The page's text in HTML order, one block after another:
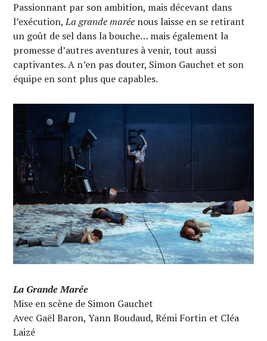
Passionnant par son ambition, mais décevant dans
l’exécution,La grande marée nous laisse en se retirant
un goût de sel dans la bouche… mais également la
promesse d’autres aventures à venir, tout aussi
captivantes. A n’en pas douter, Simon Gauchet et son
équipe en sont plus que capables.
La Grande Marée
Mise en scène de Simon Gauchet
Avec Gaël Baron, Yann Boudaud, Rémi Fortin et Cléa
Laizé